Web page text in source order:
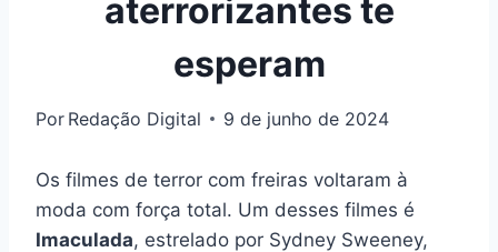
aterrorizantes te
esperam
Por Redação Digital 9 de junho de 2024
Os filmes de terror com freiras voltaram à
moda com força total. Um desses filmes é
Imaculada, estrelado por Sydney Sweeney,